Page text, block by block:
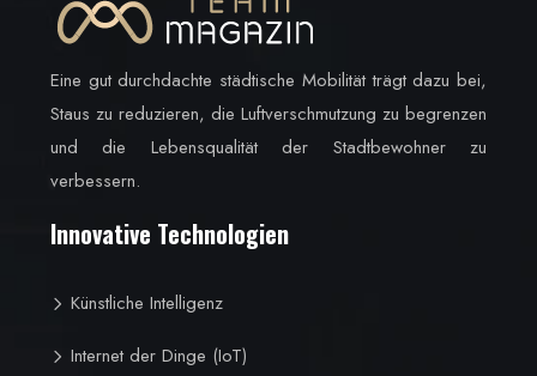
Eine gut durchdachte städtische Mobilität trägt dazu bei,
Staus zu reduzieren, die Luftverschmutzung zu begrenzen
und die Lebensqualität der Stadtbewohner zu
verbessern.
Innovative Technologien
Künstliche Intelligenz
Internet der Dinge (IoT)